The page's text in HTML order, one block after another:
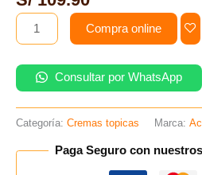
Compra online
Consultar por WhatsApp
Categoría: Cremas topicas Marca:
Paga Seguro con